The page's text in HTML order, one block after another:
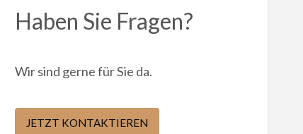
Haben Sie Fragen?
Wir sind gerne für Sie da.
JETZT KONTAKTIEREN